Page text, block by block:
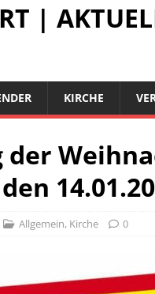
|
KIRCHE
der
Allgemein, Kirche 0